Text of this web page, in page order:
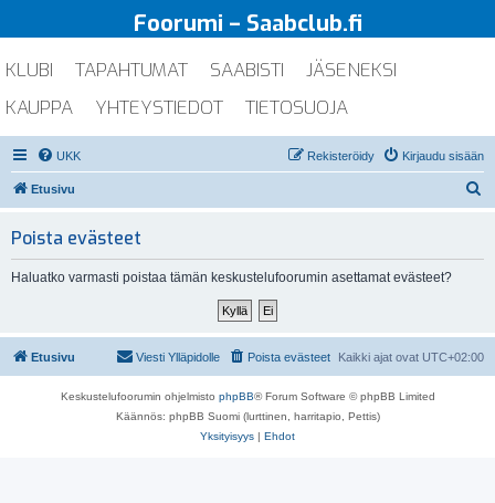
Foorumi – Saabclub.fi
KLUBI TAPAHTUMAT SAABISTI
JÄSENEKSI
KAUPPA
YHTEYSTIEDOT TIETOSUOJA
UKK Kirjaudu sisään
Rekisteröidy
Etusivu
Poista evästeet
Haluatko varmasti poistaa tämän keskustelufoorumin asettamat evästeet?
Etusivu Kaikki ajat ovat UTC+02:00
Poista evästeet
Viesti Ylläpidolle
Keskustelufoorumin ohjelmisto phpBB® Forum Software © phpBB Limited
Käännös: phpBB Suomi (lurttinen, harritapio, Pettis)
Yksityisyys | Ehdot